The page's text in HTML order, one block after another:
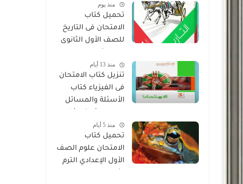
المواد المنهج
الجديد)
منذ يوم
تحميل كتاب
الامتحان فى التاريخ
للصف الأول الثانوى
النسخة الجديدة
منذ 13 أيام
تنزيل كتاب الامتحان
فى الفيزياء كتاب
الأسئلة والمسائل
2027 pdf
منذ 5 أيام
تحميل كتاب
الامتحان علوم الصف
الأول الإعدادي الترم